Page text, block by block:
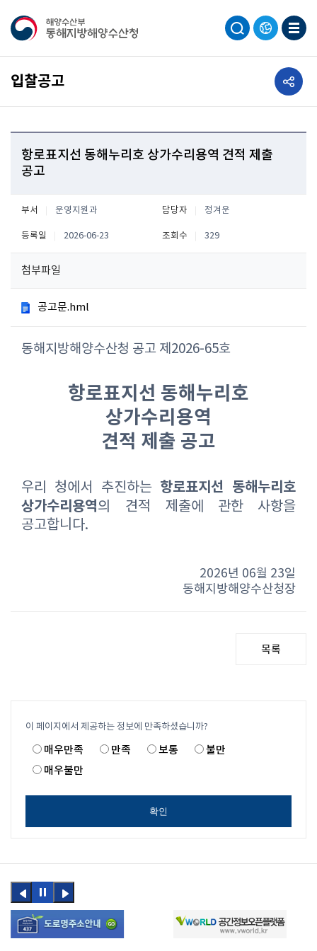
입찰공고 공유하기
항로표지선 동해누리호 상가수리용역 견적 제출
공고
부서 운영지원과 담당자 정겨운
등록일 2026-06-23 조회수 329
첨부파일
공고문.hml
동해지방해양수산청 공고 제2026-65호
항로표지선 동해누리호
상가수리용역
견적 제출 공고
우리 청에서 추진하는 항로표지선 동해누리호
상가수리용역의
견적 제출에 관한 사항을
공고합니다.
2026년 06월 23일
동해지방해양수산청장
목록
이 페이지에서 제공하는 정보에 만족하셨습니까?
매우만족 만족 보통
불만
매우불만
확인
이전
버튼
정지
다음
버튼